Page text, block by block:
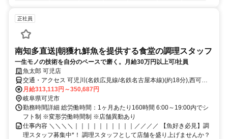
正社員
南知多直送|朝獲れ鮮魚を提供する食堂の調理スタッフ
一生モノの技術を自分のペースで磨く。月給30万円以上可/社員
魚太郎 可児店
交通・アクセス 可児川(名鉄広見線/名鉄名古屋本線)(約18分),西可児
(名鉄広見線/名鉄名古屋本線)(約31分),日本ライン今渡(名鉄広見線)新
可児・御嵩方面出入口(約45分)
月給313,113円～350,687円
岐阜県可児市
勤務時間詳細 総労働時間：1ヶ月あたり160時間 6:00～19:00内でシ
フト制 ※変形労働時間制 ※店舗異動あり
仕事内容 ＼＼＼＼｜｜｜｜｜｜｜｜｜｜／／／／ 【魚好き必見】調
理スタッフ募集中*！ 調理スタッフとして店舗を盛り上げませんか？